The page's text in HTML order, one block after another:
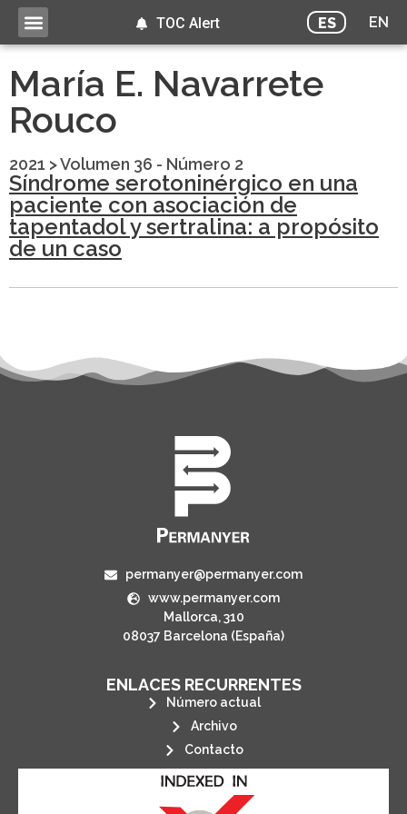
ES EN
TOC Alert
María E. Navarrete
Rouco
2021 >Volumen 36 - Número 2
Síndrome serotoninérgico en una
paciente con asociación de
tapentadol y sertralina: a propósito
de un caso
permanyer@permanyer.com
www.permanyer.com
Mallorca, 310
08037 Barcelona (España)
ENLACES RECURRENTES
Número actual
Archivo
Contacto